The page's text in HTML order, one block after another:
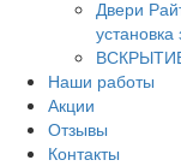
Двери
установка
Наши работы
Акции
Отзывы
Контакты